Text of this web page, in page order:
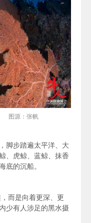
图源：张帆
脚步踏遍太平洋、大
、虎鲸、蓝鲸、抹香
底的沉船。
而是向着更深、更
少有人涉足的黑水摄